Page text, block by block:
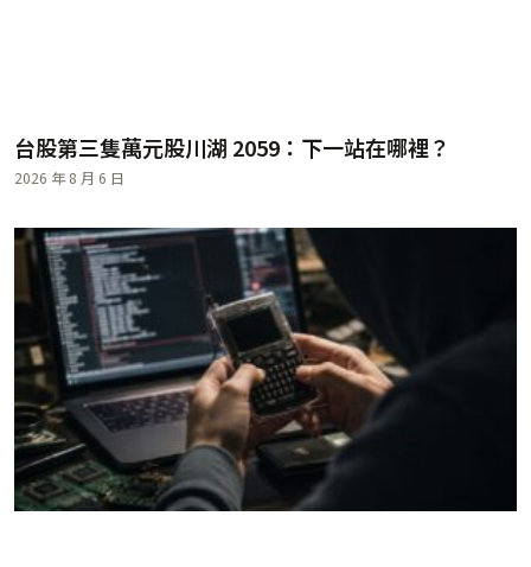
台股第三隻萬元股川湖 2059：下一站在哪裡？
2026 年 8 月 6 日